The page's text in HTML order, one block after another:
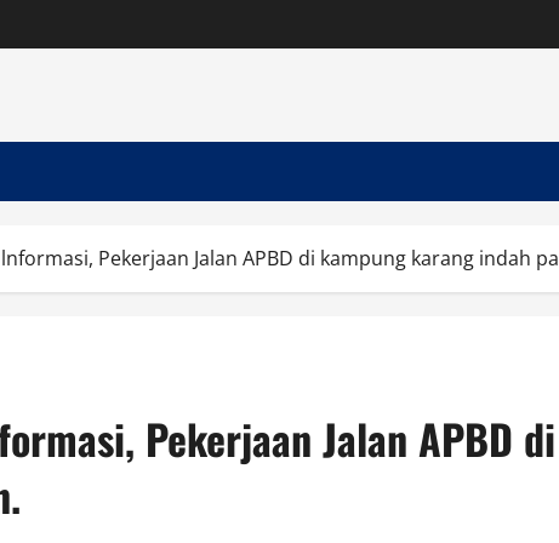
Pekerjaan Jalan APBD di kampung karang indah
Pekerjaan Jalan APBD